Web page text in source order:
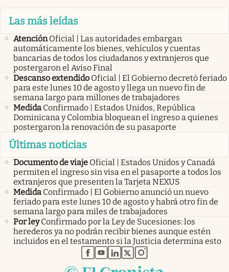
Las más leídas
Atención Oficial | Las autoridades embargan
automáticamente los bienes, vehículos y cuentas
bancarias de todos los ciudadanos y extranjeros que
postergaron el Aviso Final
Descanso extendido Oficial | El Gobierno decretó feriado
para este lunes 10 de agosto y llega un nuevo fin de
semana largo para millones de trabajadores
Medida Confirmado | Estados Unidos, República
Dominicana y Colombia bloquean el ingreso a quienes
postergaron la renovación de su pasaporte
Últimas noticias
Documento de viaje Oficial | Estados Unidos y Canadá
permiten el ingreso sin visa en el pasaporte a todos los
extranjeros que presenten la Tarjeta NEXUS
Medida Confirmado | El Gobierno anunció un nuevo
feriado para este lunes 10 de agosto y habrá otro fin de
semana largo para miles de trabajadores
Por ley Confirmado por la Ley de Sucesiones: los
herederos ya no podrán recibir bienes aunque estén
incluidos en el testamento si la Justicia determina esto
abre en nueva pestaña
abre en nueva pestaña
abre en nueva pestaña
abre en nueva pestaña
abre en nueva pestaña